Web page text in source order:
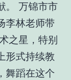
。 万锦市市
李林老师带
之星，特别
形式持续教
舞蹈在这个